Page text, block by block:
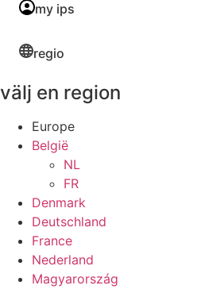
my ips
regio
välj en region
Europe
België
NL
FR
Denmark
Deutschland
France
Nederland
Magyarország